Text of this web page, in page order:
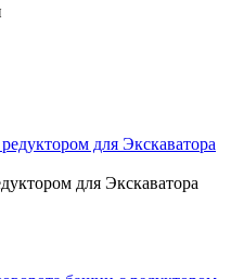
для Экскаватора